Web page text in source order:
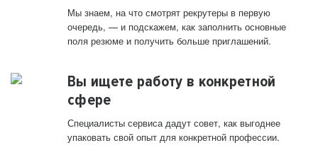
Мы знаем, на что смотрят рекрутеры в первую
очередь, — и подскажем, как заполнить основные
поля резюме и получить больше приглашений.
Вы ищете работу в конкретной
сфере
Специалисты сервиса дадут совет, как выгоднее
упаковать свой опыт для конкретной профессии.